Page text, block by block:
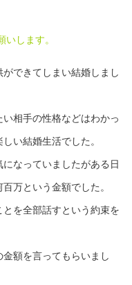
します。
できてしまい結婚しまし
相手の性格などはわかっ
い結婚生活でした。
なっていましたがある日
万という金額でした。
を全部話すという約束を
額を言ってもらいまし